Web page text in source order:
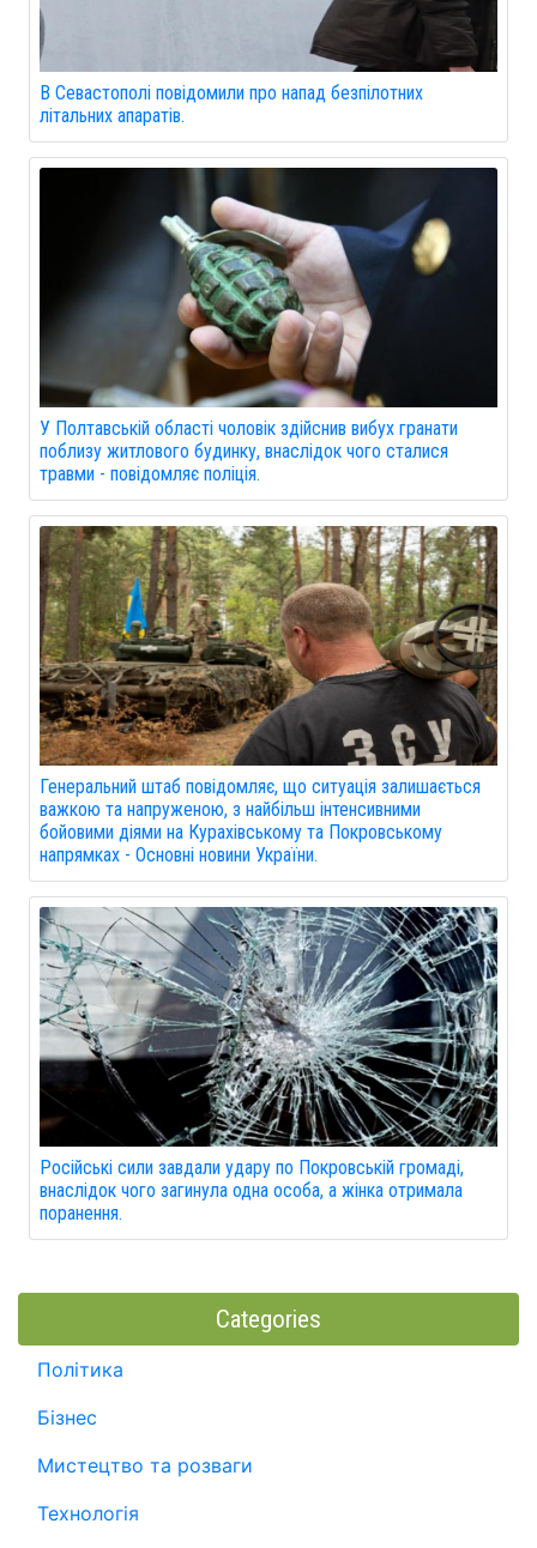
В Севастополі повідомили про напад безпілотних
літальних апаратів.
У Полтавській області чоловік здійснив вибух гранати
поблизу житлового будинку, внаслідок чого сталися
травми - повідомляє поліція.
Генеральний штаб повідомляє, що ситуація залишається
важкою та напруженою, з найбільш інтенсивними
бойовими діями на Курахівському та Покровському
напрямках - Основні новини України.
Російські сили завдали удару по Покровській громаді,
внаслідок чого загинула одна особа, а жінка отримала
поранення.
Categories
Політика
Бізнес
Мистецтво та розваги
Технологія